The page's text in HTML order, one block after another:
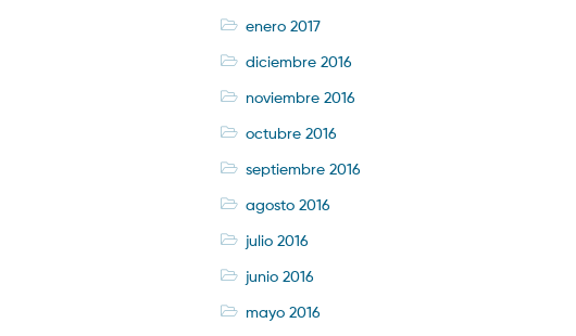
enero 2017
diciembre 2016
noviembre 2016
octubre 2016
septiembre 2016
agosto 2016
julio 2016
junio 2016
mayo 2016